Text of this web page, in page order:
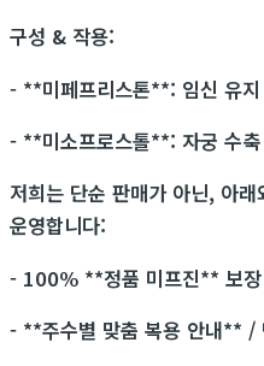
구성 & 작용:
- **미페프리스톤**: 임신 유
- **미소프로스톨**: 자궁 수
저희는 단순 판매가 아닌, 아
운영합니다:
- 100% **정품 미프진** 보장
- **주수별 맞춤 복용 안내** /